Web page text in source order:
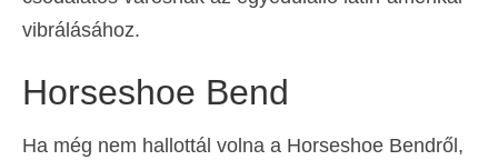
vibrálásához.
Horseshoe Bend
Ha még nem hallottál volna a Horseshoe Bendről,